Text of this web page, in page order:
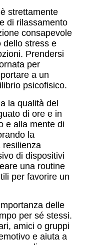
strettamente
di rilassamento
consapevole
dello stress e
Prendersi
per
a un
psicofisico.
la qualità del
di ore e in
e alla mente di
la
resilienza
di dispositivi
una routine
per favorire un
delle
per sé stessi.
amici o gruppi
e aiuta a